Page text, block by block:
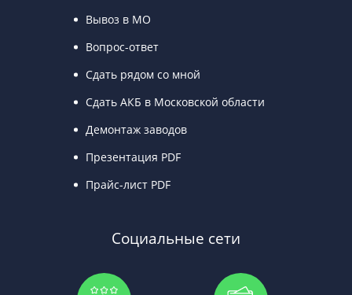
Вывоз в МО
Вопрос-ответ
Сдать рядом со мной
Сдать АКБ в Московской области
Демонтаж заводов
Презентация PDF
Прайс-лист PDF
Социальные сети